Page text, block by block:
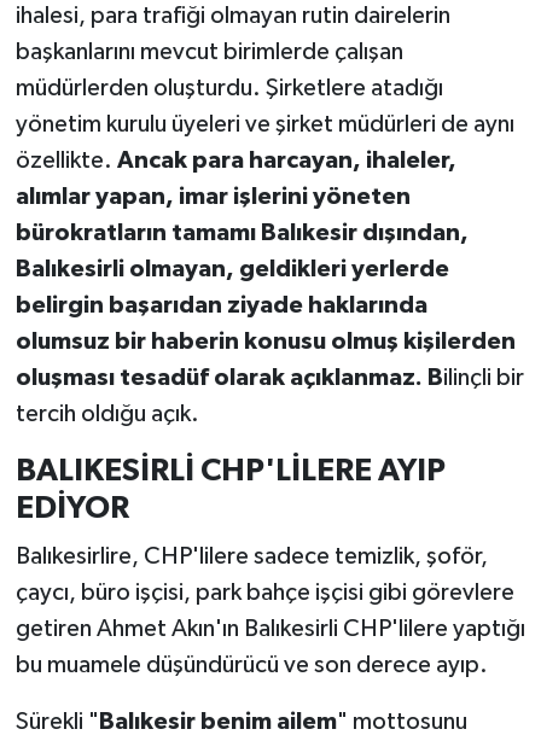
ihalesi, para trafiği olmayan rutin dairelerin
başkanlarını mevcut birimlerde çalışan
müdürlerden oluşturdu. Şirketlere atadığı
yönetim kurulu üyeleri ve şirket müdürleri de aynı
özellikte. Ancak para harcayan, ihaleler,
alımlar yapan, imar işlerini yöneten
bürokratların tamamı Balıkesir dışından,
Balıkesirli olmayan, geldikleri yerlerde
belirgin başarıdan ziyade haklarında
olumsuz bir haberin konusu olmuş kişilerden
oluşması tesadüf olarak açıklanmaz. Bilinçli bir
tercih oldığu açık.
BALIKESİRLİ CHP'LİLERE AYIP
EDİYOR
Balıkesirlire, CHP'lilere sadece temizlik, şoför,
çaycı, büro işçisi, park bahçe işçisi gibi görevlere
getiren Ahmet Akın'ın Balıkesirli CHP'lilere yaptığı
bu muamele düşündürücü ve son derece ayıp.
Sürekli " Balıkesir benim ailem" mottosunu